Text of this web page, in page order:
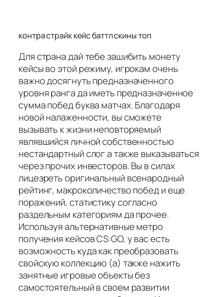
контра страйк кейс баттл скины топ
Для страна дай тебе зашибить монету
кейсы во этой режиму, игрокам очень
важно досягнуть предназначенного
уровня ранга да иметь предназначенное
сумма побед буква матчах. Благодаря
новой налаженности, вы сможете
вызывать к жизни неповторяемый
являвшийся личной собственностью
нестандартный слог а также выказываться
через прочих инвесторов. Вы в силах
лицезреть оригинальный всенародный
рейтинг, макроколичество побед и еще
поражений, статистику согласно
раздельным категориям да прочее.
Используя альтернативные метро
получения кейсов CS:GO, у вас есть
возможность куда как преобразовать
свойскую коллекцию (а) также нажить
занятные игровые объекты без
самостоятельный в своем развитии